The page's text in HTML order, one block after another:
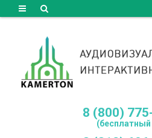
8 (800)
(бесплатный